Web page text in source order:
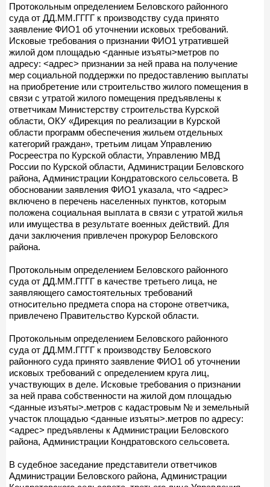
Протокольным определением Беловского районного
суда от ДД.ММ.ГГГГ к производству суда принято
заявление ФИО1 об уточнении исковых требований.
Исковые требования о признании ФИО1 утратившей
жилой дом площадью <данные изъяты>метров по
адресу: <адрес> признании за ней права на получение
мер социальной поддержки по предоставлению выплаты
на приобретение или строительство жилого помещения в
связи с утратой жилого помещения предъявлены к
ответчикам Министерству строительства Курской
области, ОКУ «Дирекция по реализации в Курской
области программ обеспечения жильем отдельных
категорий граждан», третьим лицам Управлению
Росреестра по Курской области, Управлению МВД
России по Курской области, Администрации Беловского
района, Администрации Кондратовского сельсовета. В
обосновании заявления ФИО1 указала, что <адрес>
включено в перечень населенных пунктов, которым
положена социальная выплата в связи с утратой жилья
или имущества в результате военных действий. Для
дачи заключения привлечен прокурор Беловского
района.
Протокольным определением Беловского районного
суда от ДД.ММ.ГГГГ в качестве третьего лица, не
заявляющего самостоятельных требований
относительно предмета спора на стороне ответчика,
привлечено Правительство Курской области.
Протокольным определением Беловского районного
суда от ДД.ММ.ГГГГ к производству Беловского
районного суда принято заявление ФИО1 об уточнении
исковых требований с определением круга лиц,
участвующих в деле. Исковые требования о признании
за ней права собственности на жилой дом площадью
<данные изъяты>.метров с кадастровым № и земельный
участок площадью <данные изъяты>.метров по адресу:
<адрес> предъявлены к Администрации Беловского
района, Администрации Кондратовского сельсовета.
В судебное заседание представители ответчиков
Администрации Беловского района, Администрации